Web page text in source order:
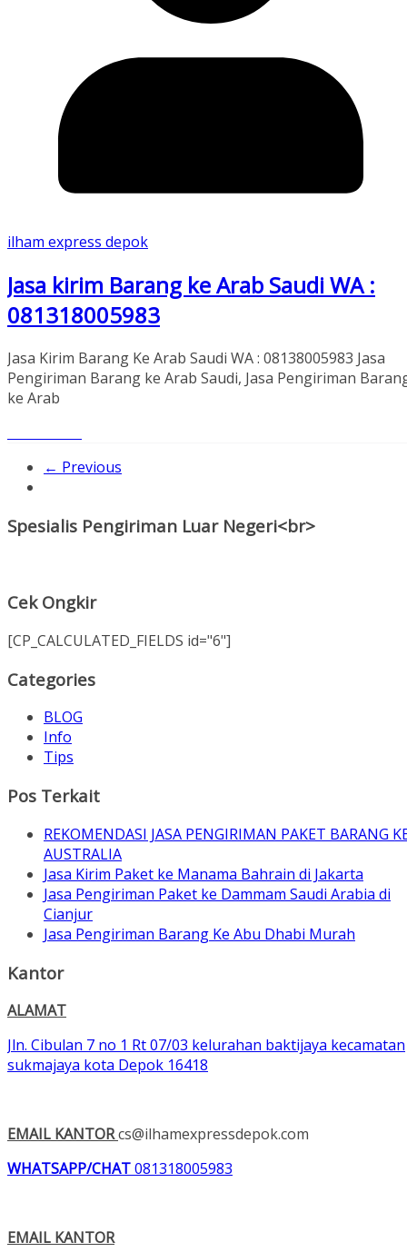
ilham express depok
Jasa kirim Barang ke Arab Saudi WA :
081318005983
Jasa Kirim Barang Ke Arab Saudi WA : 08138005983 Jasa
Pengiriman Barang ke Arab Saudi, Jasa Pengiriman
ke Arab
← Previous
Spesialis Pengiriman Luar Negeri<br>
Cek Ongkir
[CP_CALCULATED_FIELDS id="6"]
Categories
BLOG
Info
Tips
Pos Terkait
REKOMENDASI JASA PENGIRIMAN PAKET BARANG
AUSTRALIA
Jasa Kirim Paket ke Manama Bahrain di Jakarta
Jasa Pengiriman Paket ke Dammam Saudi Arabia di
Cianjur
Jasa Pengiriman Barang Ke Abu Dhabi Murah
Kantor
ALAMAT
Jln. Cibulan 7 no 1 Rt 07/03 kelurahan baktijaya kecamatan
sukmajaya kota Depok 16418
EMAIL KANTORcs@ilhamexpressdepok.com
WHATSAPP/CHAT081318005983
EMAIL KANTOR